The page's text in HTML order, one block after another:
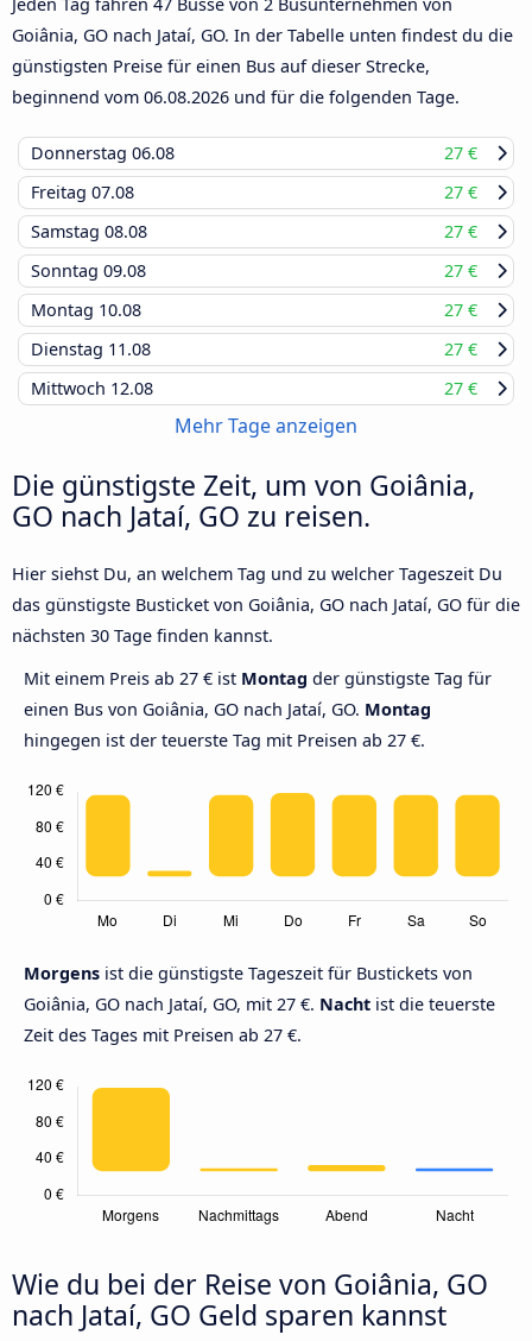
Goiânia, GO nach Jataí, GO. In der Tabelle unten findest du die
günstigsten Preise für einen Bus auf dieser Strecke,
beginnend vom 06.08.2026 und für die folgenden Tage.
Donnerstag 06.08
27 €
Freitag 07.08
27 €
Samstag 08.08
27 €
Sonntag 09.08
27 €
Montag 10.08
27 €
Dienstag 11.08
27 €
Mittwoch 12.08 27 €
Mehr Tage anzeigen
Die günstigste Zeit, um von Goiânia,
GO nach Jataí, GO zu reisen.
Hier siehst Du, an welchem Tag und zu welcher Tageszeit Du
das günstigste Busticket von Goiânia, GO nach Jataí, GO für die
nächsten 30 Tage finden kannst.
Mit einem Preis ab 27 € ist Montag der günstigste Tag für
einen Bus von Goiânia, GO nach Jataí, GO. Montag
hingegen ist der teuerste Tag mit Preisen ab 27 €.
Morgens ist die günstigste Tageszeit für Bustickets von
Goiânia, GO nach Jataí, GO, mit 27 €. Nacht ist die teuerste
Zeit des Tages mit Preisen ab 27 €.
Wie du bei der Reise von Goiânia, GO
nach Jataí, GO Geld sparen kannst